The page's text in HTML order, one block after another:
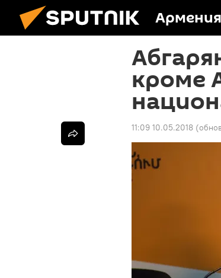
Армения
кроме
11:09 10.05.2018